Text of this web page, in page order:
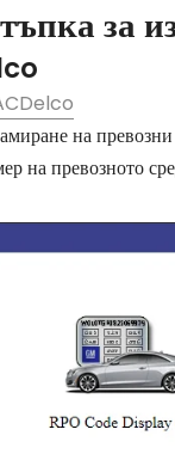
за
на превозни
на превозното